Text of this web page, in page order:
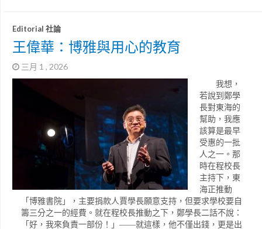
Editorial 社論
王偉華：博雅與用心的教育
三月 1 , 2026
我想，
若說到鄭學
長對東海的
幫助，我應
該算是最早
受惠的一批
人之一。那
時在程校長
主持下，東
海正推動
「博雅書院」，主要捐款人賈學長願意支持，但要求學校要自
籌三分之一的經費。就在程校長推動之下，鄭學長二話不說：
「好，我來負責一部份！」——就這樣，他不僅出錢，更是出